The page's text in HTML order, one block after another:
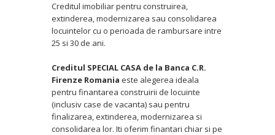
Creditul imobiliar pentru construirea,
extinderea, modernizarea sau consolidarea
locuintelor cu o perioada de rambursare intre
25 si 30 de ani.
Creditul SPECIAL CASA de la Banca C.R.
Firenze Romania este alegerea ideala
pentru finantarea construirii de locuinte
(inclusiv case de vacanta) sau pentru
finalizarea, extinderea, modernizarea si
consolidarea lor. Iti oferim finantari chiar si pe